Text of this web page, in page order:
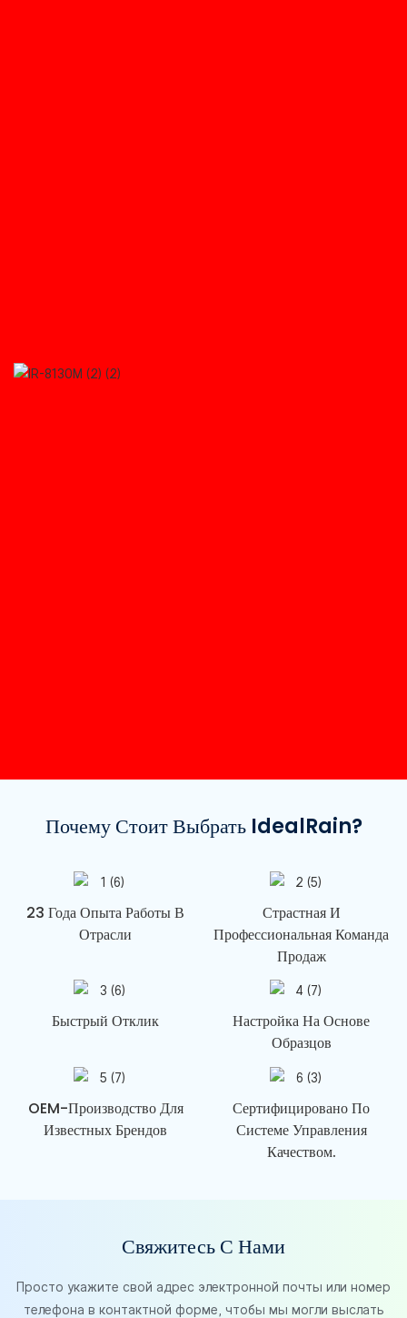
Почему Стоит Выбрать IdealRain?
23 Года Опыта Работы В
Отрасли
Страстная И
Профессиональная Команда
Продаж
Быстрый Отклик
Настройка На Основе
Образцов
OEM-Производство Для
Известных Брендов
Сертифицировано По
Системе Управления
Качеством.
Свяжитесь С Нами
Просто укажите свой адрес электронной почты или номер
телефона в контактной форме, чтобы мы могли выслать